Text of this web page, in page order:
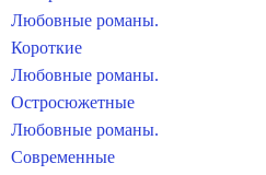
Любовные романы.
Короткие
Любовные романы.
Остросюжетные
Любовные романы.
Современные